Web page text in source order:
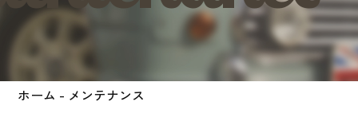
ホーム - メンテナンス